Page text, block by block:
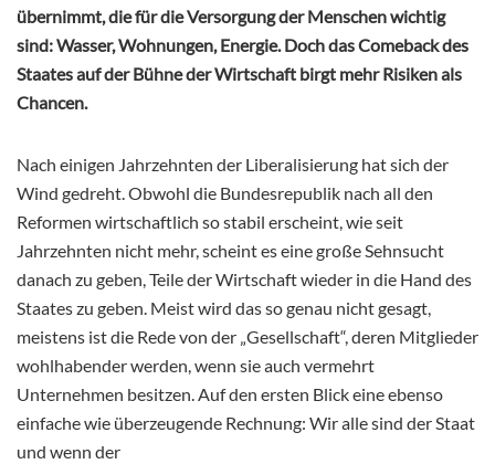
übernimmt, die für die Versorgung der Menschen wichtig
sind: Wasser, Wohnungen, Energie. Doch das Comeback des
Staates auf der Bühne der Wirtschaft birgt mehr Risiken als
Chancen.
Nach einigen Jahrzehnten der Liberalisierung hat sich der
Wind gedreht. Obwohl die Bundesrepublik nach all den
Reformen wirtschaftlich so stabil erscheint, wie seit
Jahrzehnten nicht mehr, scheint es eine große Sehnsucht
danach zu geben, Teile der Wirtschaft wieder in die Hand des
Staates zu geben. Meist wird das so genau nicht gesagt,
meistens ist die Rede von der „Gesellschaft“, deren Mitglieder
wohlhabender werden, wenn sie auch vermehrt
Unternehmen besitzen. Auf den ersten Blick eine ebenso
einfache wie überzeugende Rechnung: Wir alle sind der Staat
und wenn der